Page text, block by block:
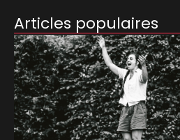
Articles populaires